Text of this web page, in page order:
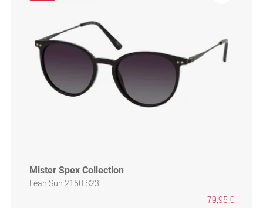
Mister Spex Collection
Lean Sun 2150 S23
79,95 €